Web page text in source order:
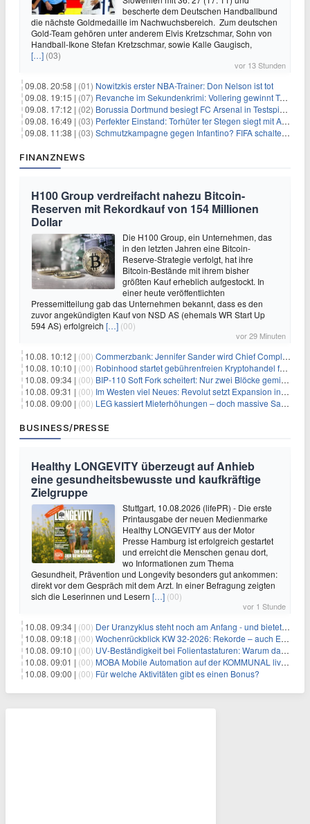
bescherte dem Deutschen Handballbund
die nächste Goldmedaille im Nachwuchsbereich. Zum deutschen
Gold-Team gehören unter anderem Elvis Kretzschmar, Sohn von
Handball-Ikone Stefan Kretzschmar, sowie Kalle Gaugisch,
[…] (03)
vor 13 Stunden
09.08. 20:58 | (01) Nowitzkis erster NBA-Trainer: Don Nelson ist tot
09.08. 19:15 | (07) Revanche im Sekundenkrimi: Vollering gewinnt Tour
09.08. 17:12 | (02) Borussia Dortmund besiegt FC Arsenal in Testspiel mit 3:2
09.08. 16:49 | (03) Perfekter Einstand: Torhüter ter Stegen siegt mit Ajax
09.08. 11:38 | (03) Schmutzkampagne gegen Infantino? FIFA schaltet auf Angriff
FINANZNEWS
H100 Group verdreifacht nahezu Bitcoin-
Reserven mit Rekordkauf von 154 Millionen
Dollar
Die H100 Group, ein Unternehmen, das
in den letzten Jahren eine Bitcoin-
Reserve-Strategie verfolgt, hat ihre
Bitcoin-Bestände mit ihrem bisher
größten Kauf erheblich aufgestockt. In
einer heute veröffentlichten
Pressemitteilung gab das Unternehmen bekannt, dass es den
zuvor angekündigten Kauf von NSD AS (ehemals WR Start Up
594 AS) erfolgreich […] (00)
vor 29 Minuten
10.08. 10:12 | (00) Commerzbank: Jennifer Sander wird Chief Compliance Officer der
10.08. 10:10 | (00) Robinhood startet gebührenfreien Kryptohandel für britische Investoren
10.08. 09:34 | (00) BIP-110 Soft Fork scheitert: Nur zwei Blöcke gemined, bevor es zum Stillstand kommt
10.08. 09:31 | (00) Im Westen viel Neues: Revolut setzt Expansion in Europa fort
10.08. 09:00 | (00) LEG kassiert Mieterhöhungen – doch massive Sanierungskosten fressen Gewinne auf
BUSINESS/PRESSE
Healthy LONGEVITY überzeugt auf Anhieb
eine gesundheitsbewusste und kaufkräftige
Zielgruppe
Stuttgart, 10.08.2026 (lifePR) - Die erste
Printausgabe der neuen Medienmarke
Healthy LONGEVITY aus der Motor
Presse Hamburg ist erfolgreich gestartet
und erreicht die Menschen genau dort,
wo Informationen zum Thema
Gesundheit, Prävention und Longevity besonders gut ankommen:
direkt vor dem Gespräch mit dem Arzt. In einer Befragung zeigten
sich die Leserinnen und Lesern […] (00)
vor 1 Stunde
10.08. 09:34 | (00) Der Uranzyklus steht noch am Anfang - und bietet Chancen
10.08. 09:18 | (00) Wochenrückblick KW 32-2026: Rekorde – auch Edelmetalle melden sich zurück!
10.08. 09:10 | (00) UV-Beständigkeit bei Folientastaturen: Warum das Material allein nicht über die Lebensdauer entscheidet
10.08. 09:01 | (00) MOBA Mobile Automation auf der KOMMUNAL live in Fulda
10.08. 09:00 | (00) Für welche Aktivitäten gibt es einen Bonus?